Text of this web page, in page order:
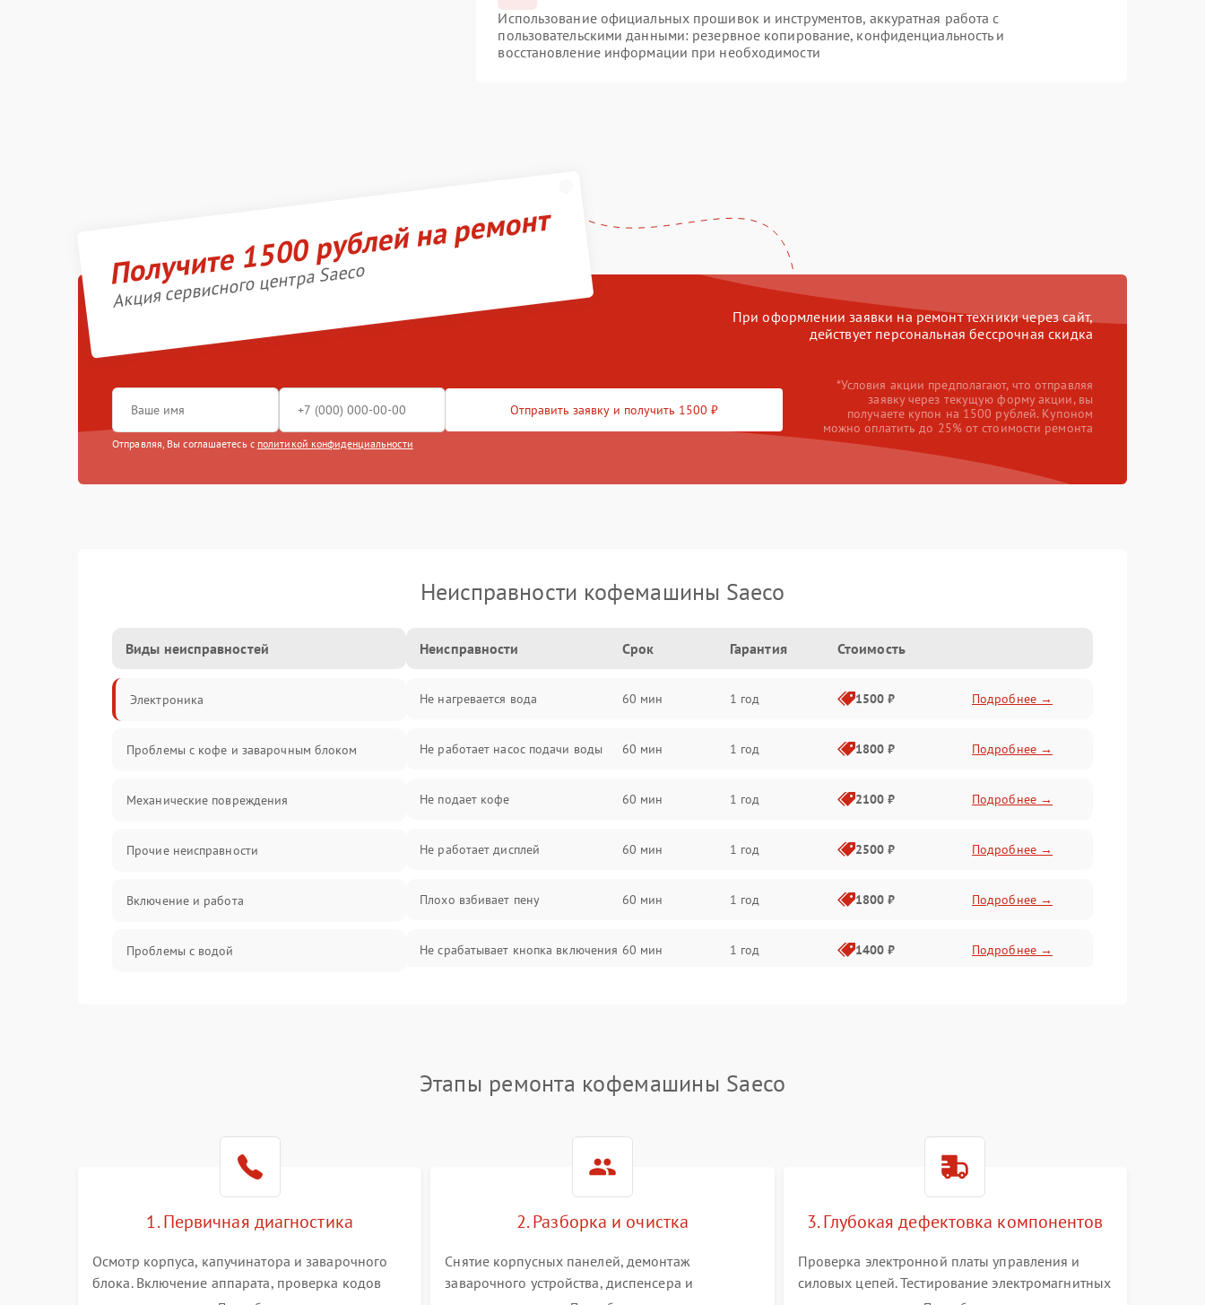
Использование официальных прошивок и инструментов, аккуратная работа с
пользовательскими данными: резервное копирование, конфиденциальность и
восстановление информации при необходимости
Получите 1500 рублей на ремонт
Акция сервисного центра Saeco
При оформлении заявки на ремонт техники через сайт,
действует персональная бессрочная скидка
Отправить заявку и получить 1500 ₽
Отправляя, Вы соглашаетесь с политикой конфиденциальности
*Условия акции предполагают, что отправляя
заявку через текущую форму акции, вы
получаете купон на 1500 рублей. Купоном
можно оплатить до 25% от стоимости ремонта
Неисправности кофемашины Saeco
Виды неисправностей
Электроника
Проблемы с кофе и заварочным блоком
Механические повреждения
Прочие неисправности
Включение и работа
Проблемы с водой
Неисправности Срок Гарантия Стоимость
Не нагревается вода 60 мин 1 год 1500 ₽ Подробнее →
Не работает насос подачи воды 60 мин 1 год 1800 ₽ Подробнее →
Не подает кофе 60 мин 1 год 2100 ₽ Подробнее →
Не работает дисплей 60 мин 1 год 2500 ₽ Подробнее →
Плохо взбивает пену 60 мин 1 год 1800 ₽ Подробнее →
Не срабатывает кнопка включения 60 мин 1 год 1400 ₽ Подробнее →
Этапы ремонта кофемашины Saeco
1. Первичная диагностика
Осмотр корпуса, капучинатора и заварочного
блока. Включение аппарата, проверка кодов
2. Разборка и очистка
Снятие корпусных панелей, демонтаж
заварочного устройства, диспенсера и
3. Глубокая дефектовка компонентов
Проверка электронной платы управления и
силовых цепей. Тестирование электромагнитных